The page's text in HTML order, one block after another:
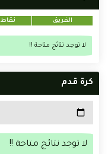
الفريق نقاط
لا توجد نتائج متاحة !!
كرة قدم
لا توجد نتائج متاحة !!